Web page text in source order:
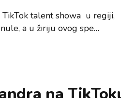
TikTok talent showa u regiji,
a u žiriju ovog spe…
na